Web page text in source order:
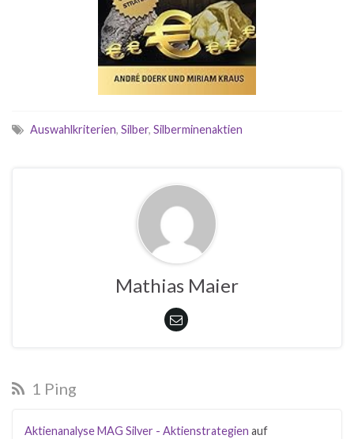
Auswahlkriterien, Silber, Silberminenaktien
Mathias Maier
1 Ping
Aktienanalyse MAG Silver - Aktienstrategien auf